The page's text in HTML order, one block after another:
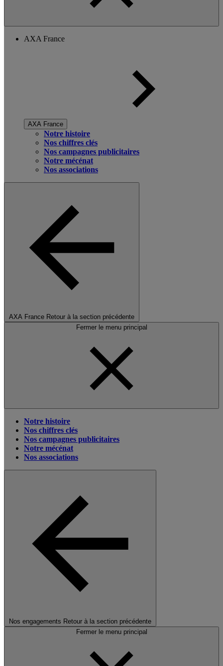
AXA France
AXA France
Notre histoire
Nos chiffres clés
Nos campagnes publicitaires
Notre mécénat
Nos associations
AXA France Retour à la section précédente
Fermer le menu principal
Notre histoire
Nos chiffres clés
Nos campagnes publicitaires
Notre mécénat
Nos associations
Nos engagements Retour à la section précédente
Fermer le menu principal